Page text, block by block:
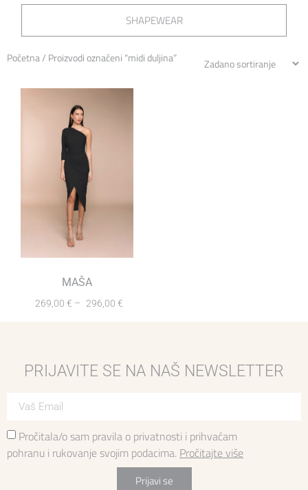
SHAPEWEAR
Početna/ Proizvodi označeni “midi duljina”
MAŠA
269,00 € – 296,00 €
PRIJAVITE SE NA NAŠ NEWSLETTER
Pročitala/o sam pravila o privatnosti i prihvaćam
pohranu i rukovanje svojim podacima. Pročitajte više
Prijavi se